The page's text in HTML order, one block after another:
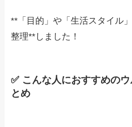
**「目的」や「生活スタイル
整理**しました！
✅ こんな人におすすめの
とめ